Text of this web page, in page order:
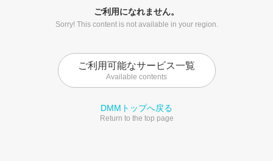
ご利用になれません。
Sorry! This content is not available in your region.
ご利用可能なサービス一覧
Available contents
DMMトップへ戻る
Return to the top page